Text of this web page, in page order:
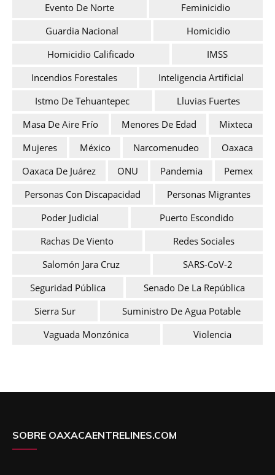
Evento De Norte
Feminicidio
Guardia Nacional
Homicidio
Homicidio Calificado
IMSS
Incendios Forestales
Inteligencia Artificial
Istmo De Tehuantepec
Lluvias Fuertes
Masa De Aire Frío
Menores De Edad
Mixteca
Mujeres
México Narcomenudeo
Oaxaca
Oaxaca De Juárez
ONU Pandemia
Pemex
Personas Con Discapacidad
Personas Migrantes
Poder Judicial
Puerto Escondido
Rachas De Viento
Redes Sociales
Salomón Jara Cruz
SARS-CoV-2
Seguridad Pública
Senado De La República
Sierra Sur
Suministro De Agua Potable
Vaguada Monzónica
Violencia
SOBRE OAXACAENTRELINES.COM